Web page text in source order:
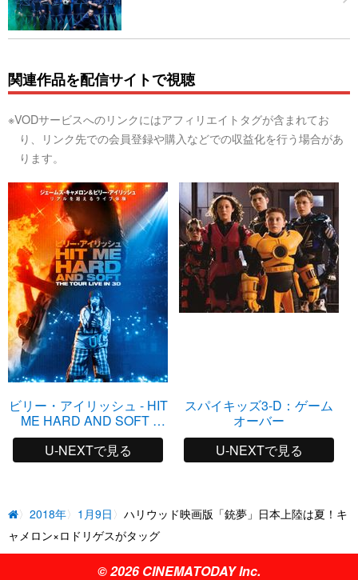
関連作品を配信サイトで視聴
※VODサービスへのリンクにはアフィリエイトタグが含まれてお
り、リンク先での会員登録や購入などでの収益化を行う場合があ
ります。
ビリー・アイリッシュ - HIT
ME HARD AND SOFT :
THE TOUR (LIVE IN 3D)
U-NEXTで見る
スパイキッズ3-D：ゲーム
オーバー
U-NEXTで見る
2018年 1月9日
ハリウッド映画版「銃夢」日本上陸は夏！キ
ャメロン×ロドリゲスがタッグ
© 2026 CINEMATODAY Inc.